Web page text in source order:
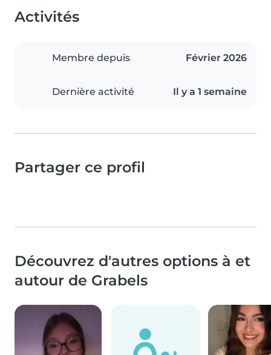
Activités
Membre depuis Février 2026
Dernière activité Il y a 1 semaine
Partager ce profil
Découvrez d'autres options à et
autour de Grabels